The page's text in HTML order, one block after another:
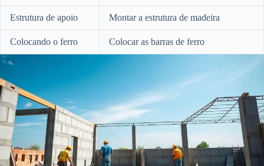
Estrutura de apoio Montar a estrutura de madeira
Colocando o ferro Colocar as barras de ferro